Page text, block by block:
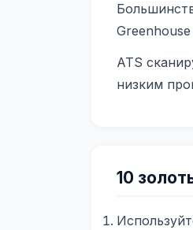
ATS
низким
10